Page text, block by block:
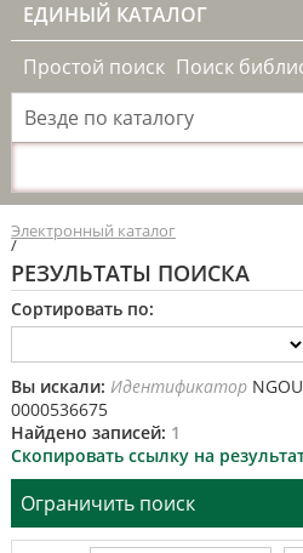
ЕДИНЫЙ КАТАЛОГ
Простой поиск Поиск
Везде по каталогу
Электронный каталог
/
РЕЗУЛЬТАТЫ ПОИСКА
Сортировать по:
Вы искали: Идентификатор
0000536675
Найдено записей: 1
Скопировать ссылку на
Ограничить поиск